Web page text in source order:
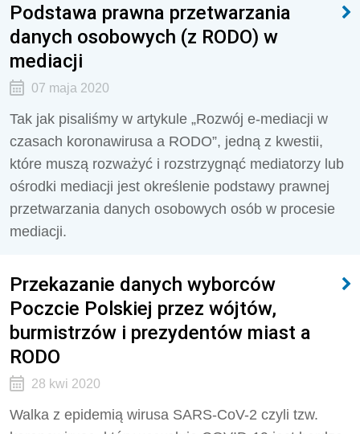
Podstawa prawna przetwarzania
danych osobowych (z RODO) w
mediacji
07 maja 2020
Tak jak pisaliśmy w artykule „Rozwój e-mediacji w
czasach koronawirusa a RODO”, jedną z kwestii,
które muszą rozważyć i rozstrzygnąć mediatorzy lub
ośrodki mediacji jest określenie podstawy prawnej
przetwarzania danych osobowych osób w procesie
mediacji.
Przekazanie danych wyborców
Poczcie Polskiej przez wójtów,
burmistrzów i prezydentów miast a
RODO
28 kwi 2020
Walka z epidemią wirusa SARS-CoV-2 czyli tzw.